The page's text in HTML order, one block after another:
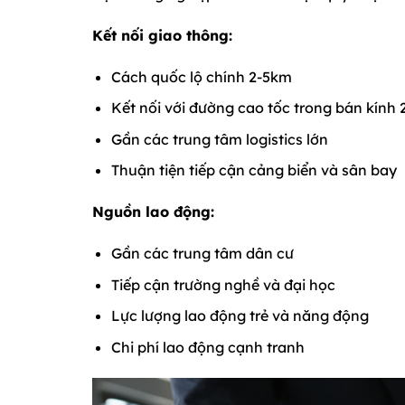
Kết nối giao thông:
Cách quốc lộ chính 2-5km
Kết nối với đường cao tốc trong bán kính
Gần các trung tâm logistics lớn
Thuận tiện tiếp cận cảng biển và sân bay
Nguồn lao động:
Gần các trung tâm dân cư
Tiếp cận trường nghề và đại học
Lực lượng lao động trẻ và năng động
Chi phí lao động cạnh tranh